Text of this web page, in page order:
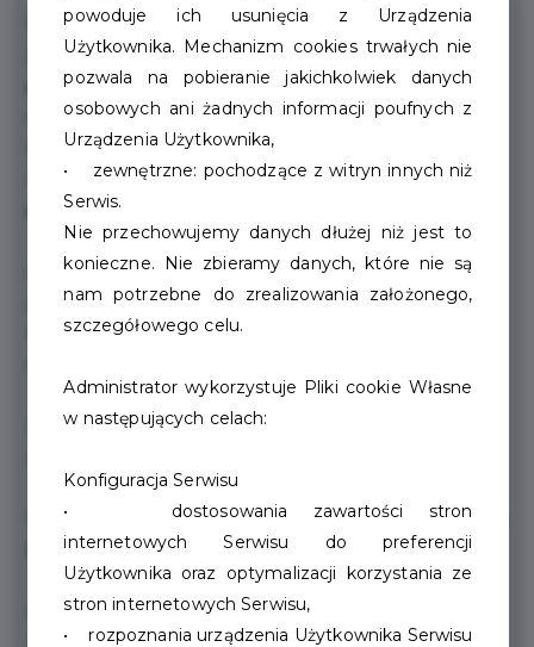
Schronisko dla zwierząt w Szczecinku powstało w lipcu
2009 roku. Utrzymywane jest z dopłat przyznawanych
przez Urząd Miasta Szczecinek. Każdego dnia trafia do
schroniska wiele nowych, porzuconych zwierzaków.
Każde z nich rozpaczliwie czeka na nowy dom. Jeżeli
chcesz i możesz
pomóc, prosimy o kontakt.
Adopcje w schronisku dokonywane są codziennie w
godz. 10:00 – 17:00.
Osoba chętna do zaadoptowania zwierzęcia ma
Decydując się dać nowy dom zwierzęciu podpisuje się
Schronisko dla zwierząt jest pod zarządem Spółki PGK, a
kieruje nim Pani Monika Smolińska.
W schronisku pracuje ośmiu pielęgniarzy zwierząt.
powoduje ich usunięcia z Urządzenia
Użytkownika. Mechanizm cookies trwałych nie
pozwala na pobieranie jakichkolwiek danych
osobowych ani żadnych informacji poufnych z
Urządzenia Użytkownika,
• zewnętrzne: pochodzące z witryn innych niż
Serwis.
Nie przechowujemy danych dłużej niż jest to
konieczne. Nie zbieramy danych, które nie są
nam potrzebne do zrealizowania założonego,
szczegółowego celu.
Administrator wykorzystuje Pliki cookie Własne
w następujących celach:
Konfiguracja Serwisu
• dostosowania zawartości stron
internetowych Serwisu do preferencji
Użytkownika oraz optymalizacji korzystania ze
stron internetowych Serwisu,
• rozpoznania urządzenia Użytkownika Serwisu